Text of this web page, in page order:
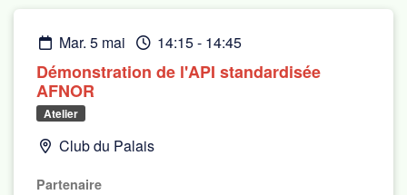
mar. 5 mai 14:15- 14:45
Démonstration de l'API standardisée
AFNOR
Atelier
Club du Palais
Partenaire